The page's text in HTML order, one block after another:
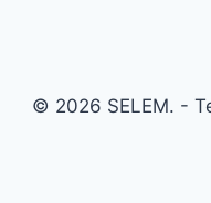
© 2026 SELEM. -